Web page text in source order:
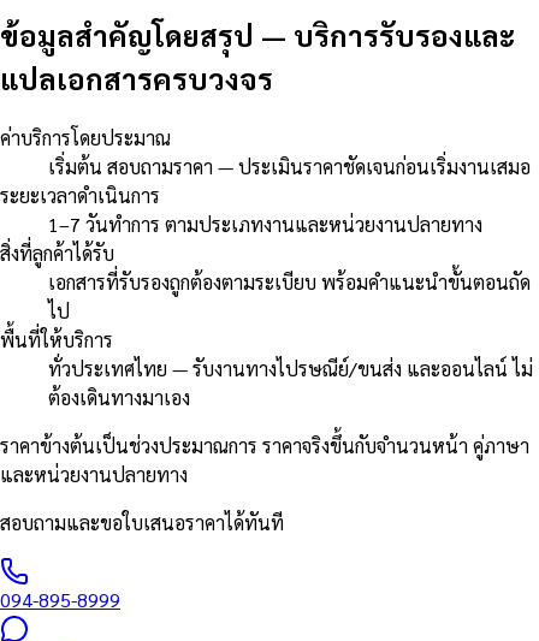
ข้อมูลสำคัญโดยสรุป — บริการรับรองและ
แปลเอกสารครบวงจร
ค่าบริการโดยประมาณ
เริ่มต้น สอบถามราคา — ประเมินราคาชัดเจนก่อนเริ่มงานเสมอ
ระยะเวลาดำเนินการ
1–7 วันทำการ ตามประเภทงานและหน่วยงานปลายทาง
สิ่งที่ลูกค้าได้รับ
เอกสารที่รับรองถูกต้องตามระเบียบ พร้อมคำแนะนำขั้นตอนถัด
ไป
พื้นที่ให้บริการ
ทั่วประเทศไทย — รับงานทางไปรษณีย์/ขนส่ง และออนไลน์ ไม่
ต้องเดินทางมาเอง
ราคาข้างต้นเป็นช่วงประมาณการ ราคาจริงขึ้นกับจำนวนหน้า คู่ภาษา
และหน่วยงานปลายทาง
สอบถามและขอใบเสนอราคาได้ทันที
094-895-8999